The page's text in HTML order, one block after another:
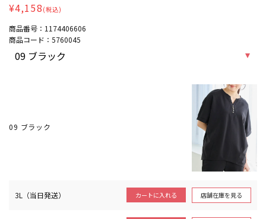
¥4,158 (税込)
商品番号： 1174406606
商品コード： 5760045
09 ブラック
3L（当日発送） カートに入れる 店舗在庫を見る